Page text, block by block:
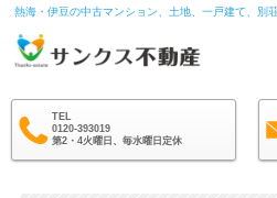
熱海・伊豆の中古マンション、土地、一戸建て、別
TEL
0120-393019
第2・4火曜日、毎水曜日定休